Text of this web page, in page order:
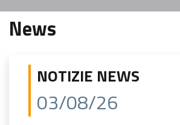
News
NOTIZIE NEWS
03/08/26